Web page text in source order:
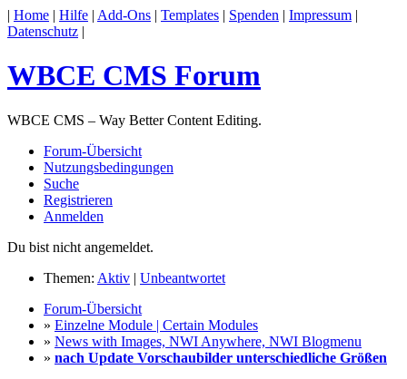
| Home | Hilfe | Add-Ons | Templates | Spenden | Impressum |
Datenschutz |
WBCE CMS Forum
WBCE CMS – Way Better Content Editing.
Forum-Übersicht
Nutzungsbedingungen
Suche
Registrieren
Anmelden
Du bist nicht angemeldet.
Themen: Aktiv | Unbeantwortet
Forum-Übersicht
» Einzelne Module | Certain Modules
» News with Images, NWI Anywhere, NWI Blogmenu
» nach Update Vorschaubilder unterschiedliche Größen